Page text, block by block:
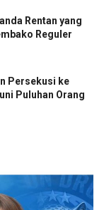
Rentan yang
Reguler
Persekusi ke
Puluhan Orang